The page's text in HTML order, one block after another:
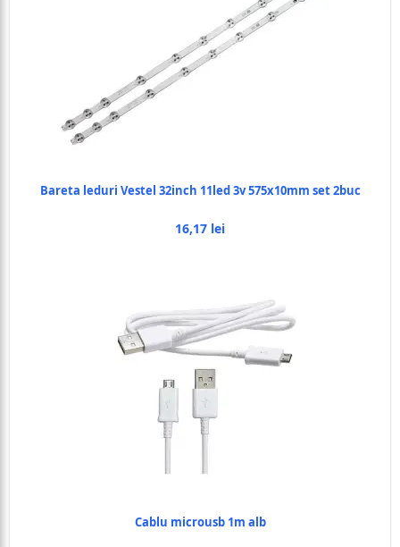
Bareta leduri Vestel 32inch 11led 3v 575x10mm set 2buc
16,17 lei
Cablu microusb 1m alb